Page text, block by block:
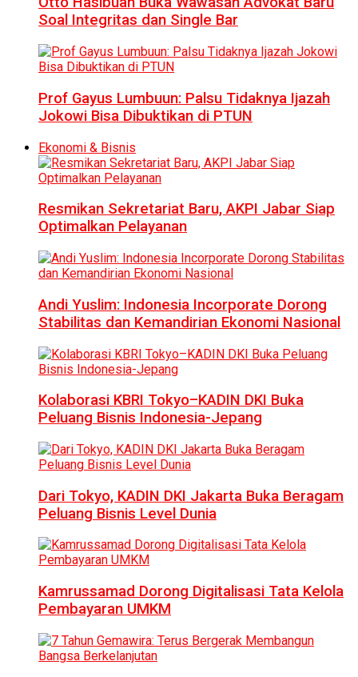
Soal Integritas dan Single Bar
Prof Gayus Lumbuun: Palsu Tidaknya Ijazah
Jokowi Bisa Dibuktikan di PTUN
Ekonomi & Bisnis
Resmikan Sekretariat Baru, AKPI Jabar Siap
Optimalkan Pelayanan
Andi Yuslim: Indonesia Incorporate Dorong
Stabilitas dan Kemandirian Ekonomi Nasional
Kolaborasi KBRI Tokyo–KADIN DKI Buka
Peluang Bisnis Indonesia-Jepang
Dari Tokyo, KADIN DKI Jakarta Buka Beragam
Peluang Bisnis Level Dunia
Kamrussamad Dorong Digitalisasi Tata Kelola
Pembayaran UMKM